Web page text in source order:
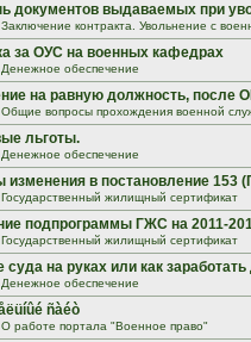
документов выдаваемых при
Заключение контракта. Увольнение с
за ОУС на военных кафедрах
Денежное обеспечение
на равную должность, после
Общие вопросы прохождения военной
льготы.
Денежное обеспечение
изменения в постановление 153
Государственный жилищный сертификат
подпрограммы ГЖС на 2011-
Государственный жилищный сертификат
суда на руках или как заработать
Денежное обеспечение
ñàéò
О работе портала "Военное право"